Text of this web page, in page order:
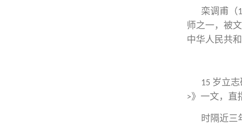
栾调甫（
师之一，被
中华人民共
15 岁立
>》一文，直
时隔近三